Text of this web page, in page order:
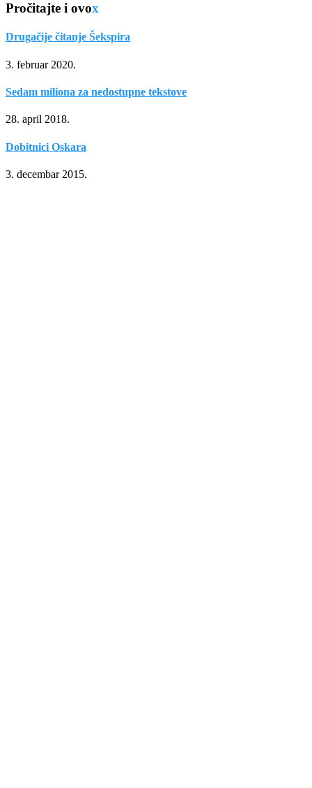
Pročitajte i ovox
Drugačije čitanje Šekspira
3. februar 2020.
Sedam miliona za nedostupne tekstove
28. april 2018.
Dobitnici Oskara
3. decembar 2015.